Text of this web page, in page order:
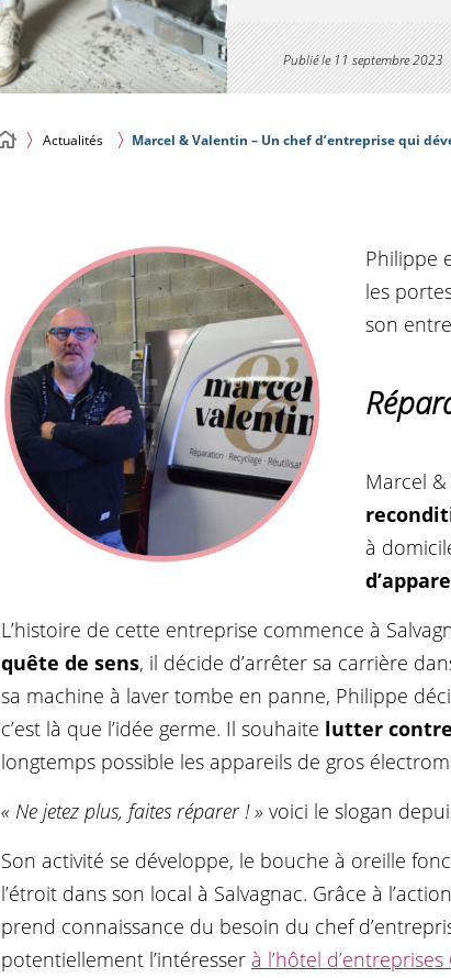
Publié le 11 septembre 2023
Actualités Marcel & Valentin – Un chef d’entreprise qui
Philippe
les
son
Marcel &
à
L’histoire de cette entreprise commence à
quête de sens, il décide d’arrêter sa carrière
sa machine à laver tombe en panne, Philippe
c’est là que l’idée germe. Il souhaite lutter contre
longtemps possible les appareils de gros
« Ne jetez plus, faites réparer ! » voici le slogan
Son activité se développe, le bouche à oreille
l’étroit dans son local à Salvagnac. Grâce à
prend connaissance du besoin du chef
potentiellement l’intéresser à l’hôtel d’entreprises